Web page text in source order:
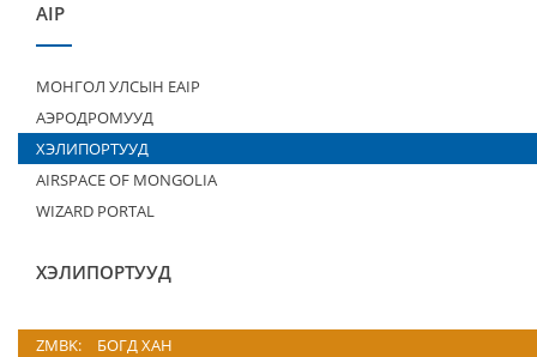
AIP
МОНГОЛ УЛСЫН EAIP
АЭРОДРОМУУД
ХЭЛИПОРТУУД
AIRSPACE OF MONGOLIA
WIZARD PORTAL
ХЭЛИПОРТУУД
ZMBK: БОГД ХАН